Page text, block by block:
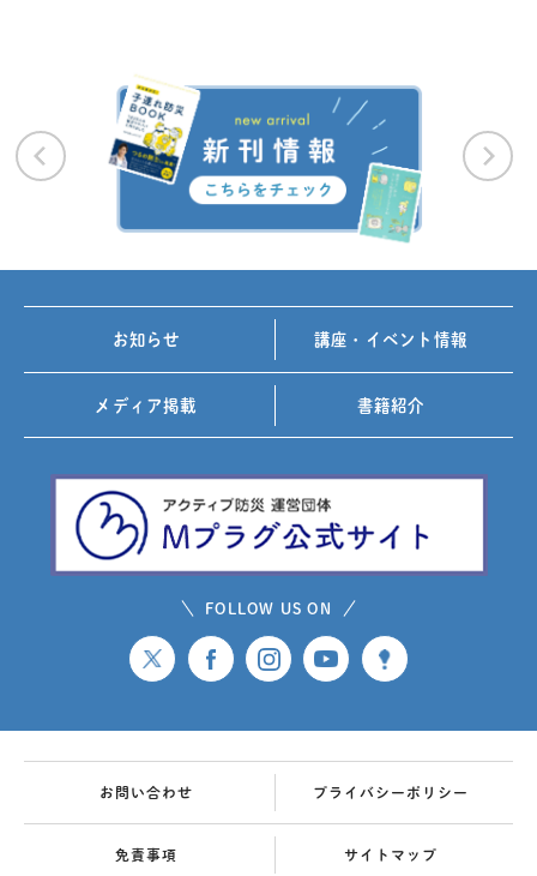
お知らせ 講座・イベント情報
メディア掲載 書籍紹介
FOLLOW US ON
お問い合わせ プライバシーポリシー
免責事項 サイトマップ